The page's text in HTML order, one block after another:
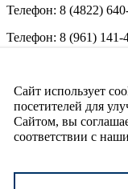
Телефон: 8 (4822)
Телефон: 8 (961) 141-
Обращаем ваше
(включая цены) на
информационный
является публичной
Сайт использует
посетителей для
Сайтом, вы
соответствии с